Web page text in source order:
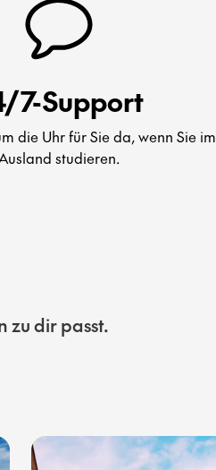
7-Support
die Uhr für Sie da, wenn Sie im
studieren.
zu dir passt.